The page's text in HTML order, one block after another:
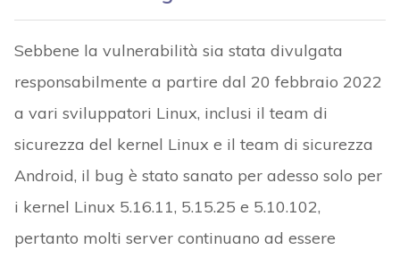
Sebbene la vulnerabilità sia stata divulgata
responsabilmente a partire dal 20 febbraio 2022
a vari sviluppatori Linux, inclusi il team di
sicurezza del kernel Linux e il team di sicurezza
Android, il bug è stato sanato per adesso solo per
i kernel Linux 5.16.11, 5.15.25 e 5.10.102,
pertanto molti server continuano ad essere